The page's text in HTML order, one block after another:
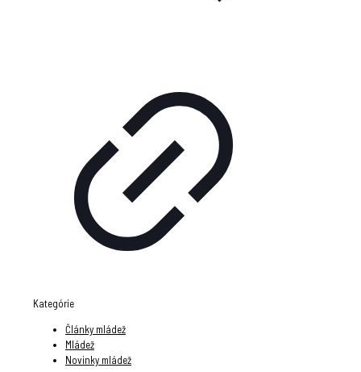
Kategórie
Články mládež
Mládež
Novinky mládež